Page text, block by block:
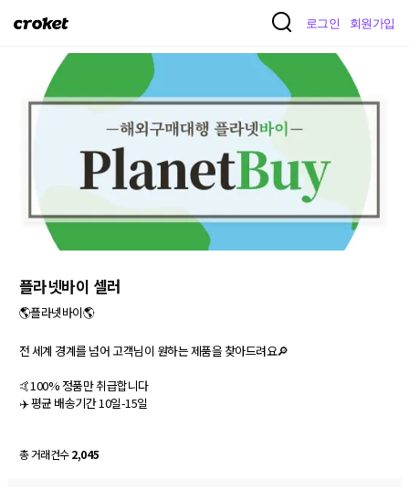
크
로그인 회원가입
플라넷바이 셀러
🌎플라넷바이🌎
전 세계 경계를 넘어 고객님이 원하는 제품을 찾아드려요🔎
🤙100% 정품만 취급합니다
✈️ 평균 배송기간 10일-15일
총 거래건수2,045